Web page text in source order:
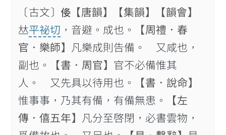
〔古文〕𠈍 【唐韻】 【集韻】
【韻會】
𠀤平祕切 ，音避。成也。
【周禮．春
官．樂師】 凡樂成則告備。 又咸也，
副也。
【書．周官】 官不必備惟其
人。 又先具以待用也。
【書．說命】
惟事事，乃其有備，有備無患。
【左
傳．僖五年】 凡分至啓閉，必書雲物，